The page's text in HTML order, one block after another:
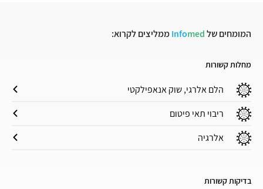
המומחים של Infomed ממליצים לקרוא:
מחלות קשורות
הלם אלרגי, שוק אנאפילקטי
ריבוי תאי פיטום
אלרגיה
בדיקות קשורות